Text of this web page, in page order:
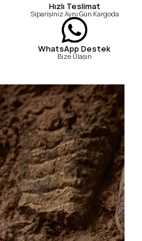
Hızlı Teslimat
Siparişiniz Aynı Gün Kargoda
WhatsApp Destek
Bize Ulaşın